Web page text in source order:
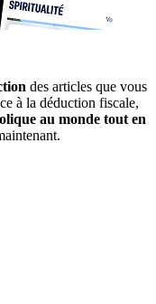
des articles que vous
à la déduction fiscale,
au monde tout en